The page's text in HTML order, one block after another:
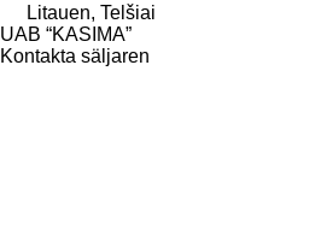
Litauen, Telšiai
UAB “KASIMA”
Kontakta säljaren